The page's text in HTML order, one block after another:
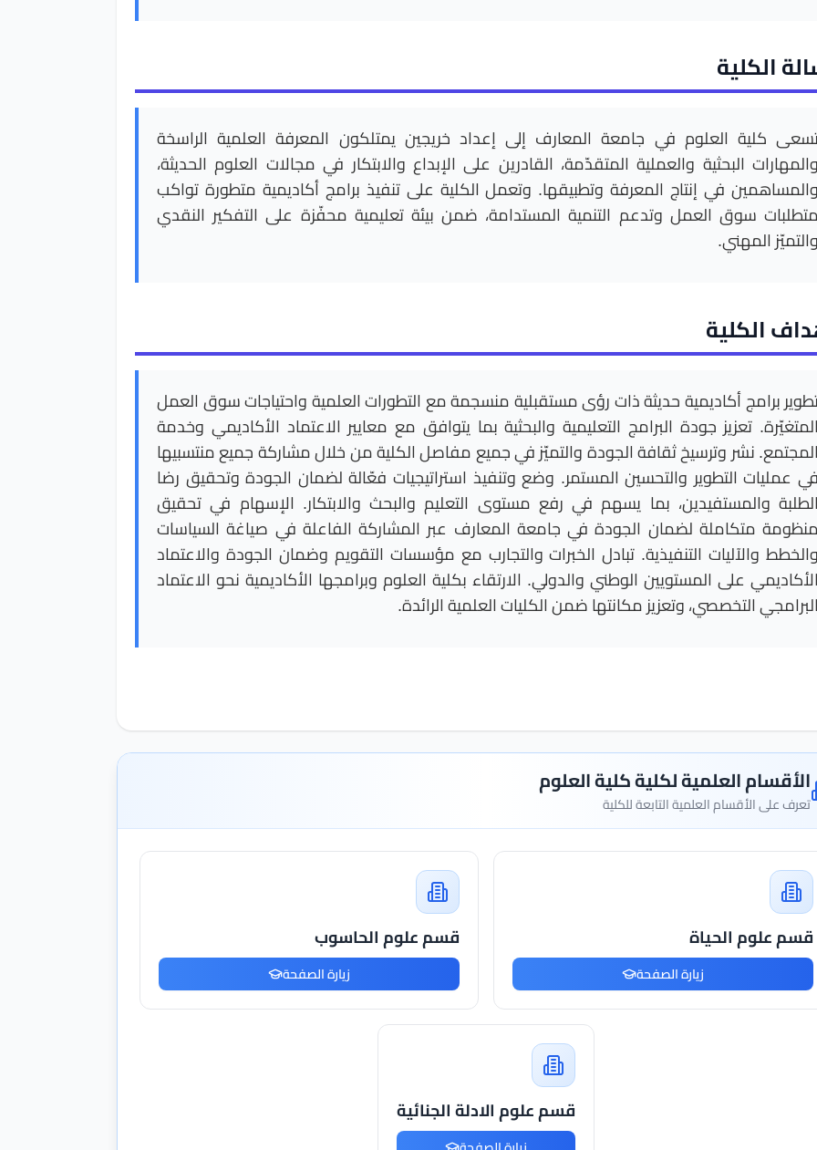
الكلية
كلية العلوم في جامعة المعارف إلى إعداد خريجين يمتلكون المعرفة العلمية الراسخة
البحثية والعملية المتقدّمة، القادرين على الإبداع والابتكار في مجالات العلوم الحديثة،
في إنتاج المعرفة وتطبيقها. وتعمل الكلية على تنفيذ برامج أكاديمية متطورة تواكب
سوق العمل وتدعم التنمية المستدامة، ضمن بيئة تعليمية محفّزة على التفكير النقدي
المهني.
الكلية
برامج أكاديمية حديثة ذات رؤى مستقبلية منسجمة مع التطورات العلمية واحتياجات سوق العمل
تعزيز جودة البرامج التعليمية والبحثية بما يتوافق مع معايير الاعتماد الأكاديمي وخدمة
نشر وترسيخ ثقافة الجودة والتميّز في جميع مفاصل الكلية من خلال مشاركة جميع منتسبيها
عمليات التطوير والتحسين المستمر. وضع وتنفيذ استراتيجيات فعّالة لضمان الجودة وتحقيق رضا
والمستفيدين، بما يسهم في رفع مستوى التعليم والبحث والابتكار. الإسهام في تحقيق
متكاملة لضمان الجودة في جامعة المعارف عبر المشاركة الفاعلة في صياغة السياسات
والآليات التنفيذية. تبادل الخبرات والتجارب مع مؤسسات التقويم وضمان الجودة والاعتماد
على المستويين الوطني والدولي. الارتقاء بكلية العلوم وبرامجها الأكاديمية نحو الاعتماد
التخصصي، وتعزيز مكانتها ضمن الكليات العلمية الرائدة.
الأقسام العلمية لكلية كلية العلوم
تعرف على الأقسام العلمية التابعة للكلية
قسم علوم الحياة
زيارة الصفحة
قسم علوم الحاسوب
زيارة الصفحة
قسم علوم الادلة الجنائية